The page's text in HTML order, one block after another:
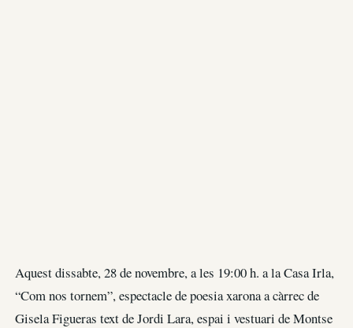
Aquest dissabte, 28 de novembre, a les 19:00 h. a la Casa Irla,
“Com nos tornem”, espectacle de poesia xarona a càrrec de
Gisela Figueras text de Jordi Lara, espai i vestuari de Montse